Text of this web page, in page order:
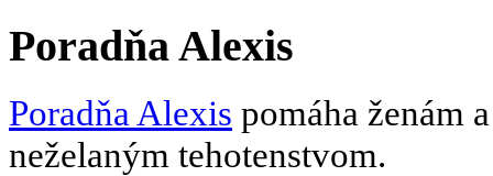
Poradňa Alexis
Poradňa Alexis pomáha ženám
neželaným tehotenstvom.